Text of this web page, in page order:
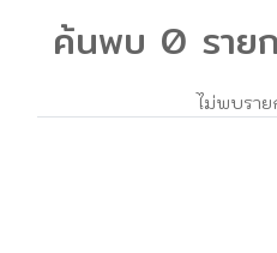
ค้นพบ 0 ราย
ไม่พบราย